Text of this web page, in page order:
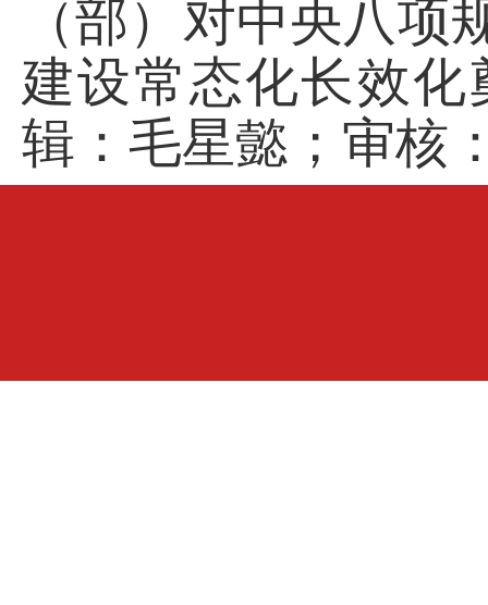
（部） 对中央八项
建设常态化长效
辑：毛星懿； 审核